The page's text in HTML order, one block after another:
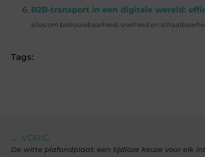
B2B-transport in een digitale wereld:
alles om betrouwbaarheid, snelheid en
Tags:
← VORIG
De witte plafondplaat: een tijdloze keuze voor elk